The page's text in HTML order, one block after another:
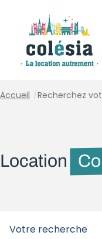
Accueil /Recherchez
Location
Votre recherche